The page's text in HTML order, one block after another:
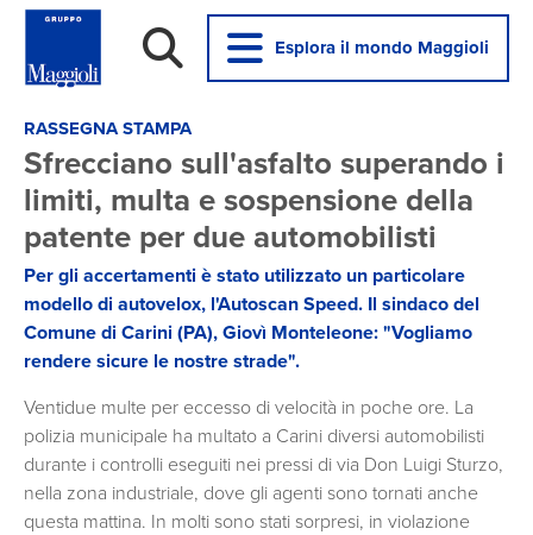
Esplora il mondo Maggioli
RASSEGNA STAMPA
Sfrecciano sull'asfalto superando i
limiti, multa e sospensione della
patente per due automobilisti
Per gli accertamenti è stato utilizzato un particolare
modello di autovelox, l'Autoscan Speed. Il sindaco del
Comune di Carini (PA), Giovì Monteleone: "Vogliamo
rendere sicure le nostre strade".
Ventidue multe per eccesso di velocità in poche ore. La
polizia municipale ha multato a Carini diversi automobilisti
durante i controlli eseguiti nei pressi di via Don Luigi Sturzo,
nella zona industriale, dove gli agenti sono tornati anche
questa mattina. In molti sono stati sorpresi, in violazione